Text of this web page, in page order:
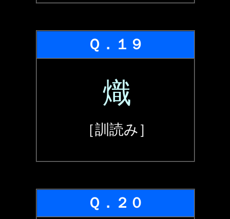
Ｑ．１９
熾
［訓読み］
Ｑ．２０